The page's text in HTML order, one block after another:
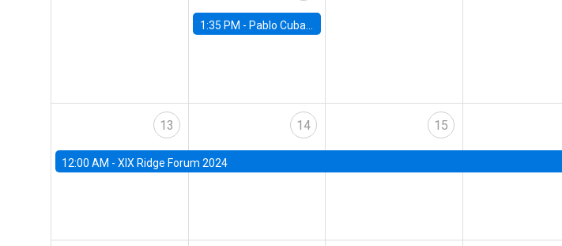
1:35 PM - Pablo Cuba, FED Board
13
12:00 AM - XIX Ridge Forum 2024
14 15